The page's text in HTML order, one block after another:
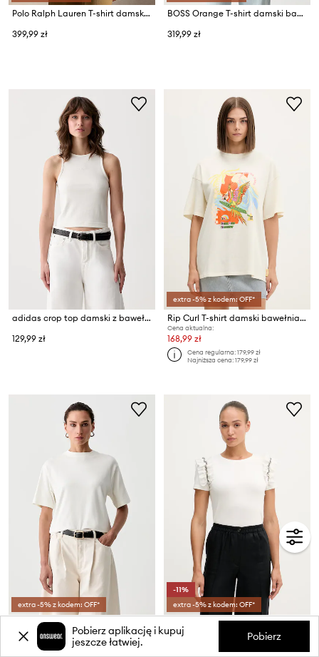
Polo Ralph Lauren T-shirt damski bawełniany
399,99 zł
BOSS Orange T-shirt damski bawełniany C_Eregular_4
319,99 zł
adidas crop top damski z bawełną
129,99 zł
extra -5% z kodem: OFF*
Rip Curl T-shirt damski bawełniany FARM RIO
Cena aktualna:
168,99 zł
Cena regularna:179,99 zł
Najniższa cena:179,99 zł
extra -5% z kodem: OFF*
Cena aktualna:
205,99 zł
-11%
extra -5% z kodem: OFF*
Gaudi T-shirt damski bawełniany z elastanem
Cena aktualna:
Pobierz aplikację i kupuj
jeszcze łatwiej.
Pobierz